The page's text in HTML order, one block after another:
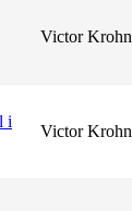
Victor Krohn
i
Victor Krohn